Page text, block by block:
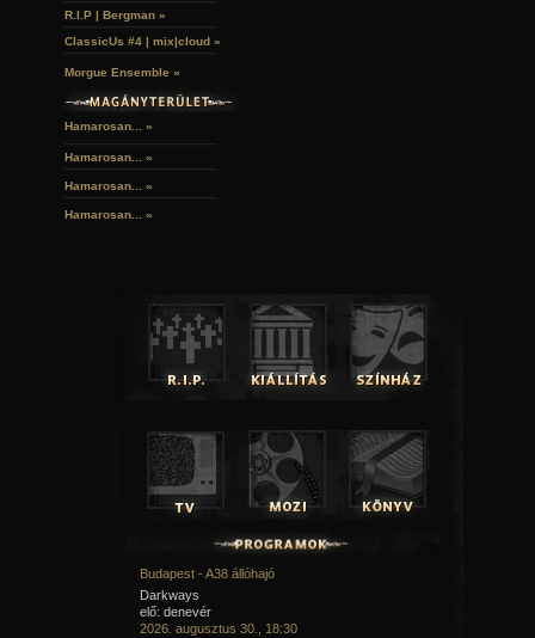
R.I.P | Bergman »
ClassicUs #4 | mix|cloud »
Morgue Ensemble »
Hamarosan... »
Hamarosan... »
Hamarosan... »
Hamarosan... »
Budapest - A38 állóhajó
Darkways
elő: denevér
2026. augusztus 30., 18:30